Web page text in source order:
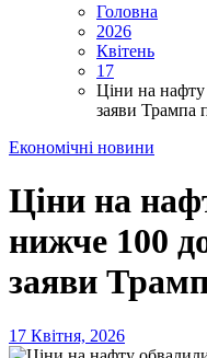
Головна
2026
Квітень
17
Ціни на нафту
заяви Трампа
Економічні новини
Ціни на
нижче 100
заяви
17 Квітня, 2026